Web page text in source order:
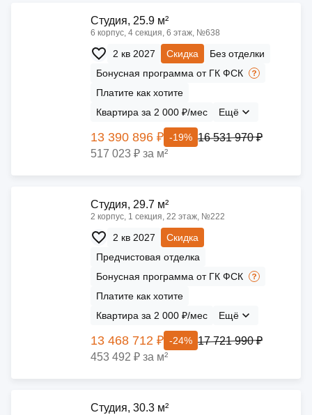
Cтудия, 25.9 м²
6 корпус, 4 секция, 6 этаж, №638
2 кв 2027 Скидка
Без отделки
Бонусная программа от ГК ФСК
Платите как хотите
Квартира за 2 000 ₽/мес
Ещё
13 390 896 ₽ -19% 16 531 970 ₽
517 023 ₽ за м²
Cтудия, 29.7 м²
2 корпус, 1 секция, 22 этаж, №222
2 кв 2027
Скидка
Предчистовая отделка
Бонусная программа от ГК ФСК
Платите как хотите
Квартира за 2 000 ₽/мес
Ещё
13 468 712 ₽ -24% 17 721 990 ₽
453 492 ₽ за м²
Cтудия, 30.3 м²